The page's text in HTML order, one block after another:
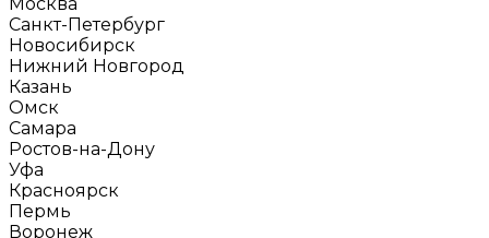
Санкт-Петербург
Новосибирск
Нижний Новгород
Казань
Омск
Самара
Ростов-на-Дону
Уфа
Красноярск
Пермь
Воронеж